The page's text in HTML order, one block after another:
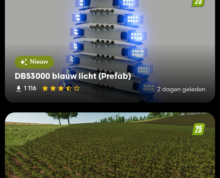
Nieuw
DBS3000 blauw licht (Prefab)
1 116 2 dagen geleden